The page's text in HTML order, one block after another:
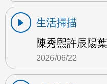
生活掃描
陳秀熙許辰陽
2026/06/22